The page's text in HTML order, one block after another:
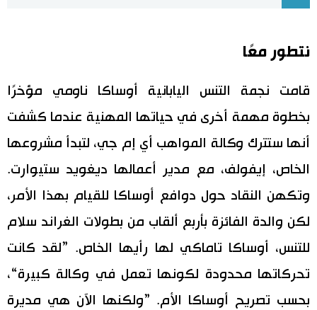
نتطور معًا
قامت نجمة التنس اليابانية أوساكا ناومي مؤخرًا
بخطوة مهمة أخرى في حياتها المهنية عندما كشفت
أنها ستترك وكالة المواهب أي إم جي، لتبدأ مشروعها
الخاص، إيفولف، مع مدير أعمالها ديغويد ستيوارت.
وتكهن النقاد حول دوافع أوساكا للقيام بهذا الأمر،
لكن والدة الفائزة بأربع ألقاب من بطولات الغراند سلام
للتنس، أوساكا تاماكي لها رأيها الخاص. ”لقد كانت
تحركاتها محدودة لكونها تعمل في وكالة كبيرة“،
بحسب تصريح أوساكا الأم. ”ولكنها الآن هي مديرة